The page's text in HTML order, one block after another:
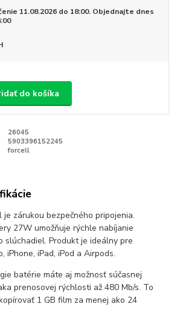
11.08.2026 do 18:00. Objednajte dnes
do košíka
26045
5903396152245
forcell
zárukou bezpečného pripojenia.
27W umožňuje rýchle nabíjanie
Produkt je ideálny pre
​​iPhone, iPad, iPod a Airpods.
batérie máte aj možnosť súčasnej
prenosovej rýchlosti až 480 Mb/s. To
1 GB film za menej ako 24